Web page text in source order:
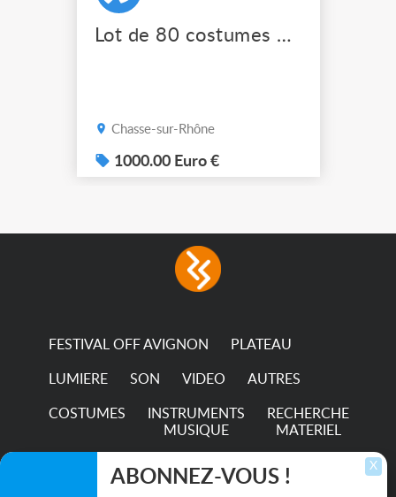
Lot de 80 costumes de scène pro
Chasse-sur-Rhône
1000.00 Euro €
FESTIVAL OFF AVIGNON PLATEAU
LUMIERE SON VIDEO AUTRES
COSTUMES
INSTRUMENTS
MUSIQUE
RECHERCHE
MATERIEL
TRANSPORTS X
ABONNEZ-VOUS !